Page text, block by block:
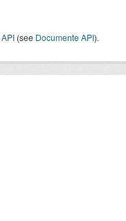
API (see Documente API).